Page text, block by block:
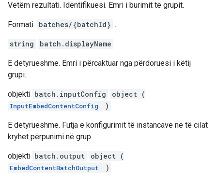
Vetëm rezultati. Identifikuesi. Emri i burimit të grupit.
Formati: batches/{batchId} .
string batch.displayName
E detyrueshme. Emri i përcaktuar nga përdoruesi i këtij
grupi.
objekti batch.inputConfig object (
InputEmbedContentConfig )
E detyrueshme. Futja e konfigurimit të instancave në të cilat
kryhet përpunimi në grup.
objekti batch.output object (
EmbedContentBatchOutput )